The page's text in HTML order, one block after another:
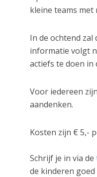
kleine teams met
In de ochtend zal
informatie volgt
actiefs te doen in
Voor iedereen
aandenken.
Kosten zijn € 5,-
Schrijf je in via de
de kinderen goed